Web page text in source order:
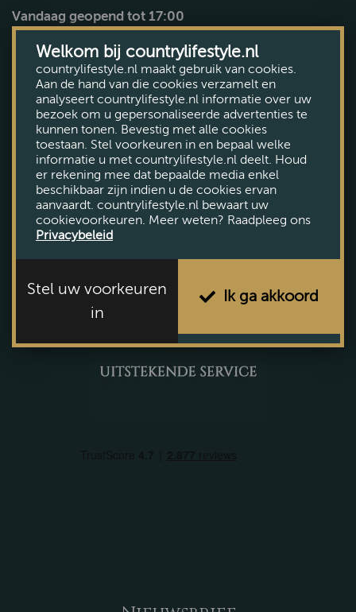
Vandaag geopend tot 17:00
Welkom bij countrylifestyle.nl
countrylifestyle.nl maakt gebruik van cookies.
Aan de hand van die cookies verzamelt en
analyseert countrylifestyle.nl informatie over uw
bezoek om u gepersonaliseerde advertenties te
kunnen tonen. Bevestig met alle cookies
toestaan. Stel voorkeuren in en bepaal welke
informatie u met countrylifestyle.nl deelt. Houd
er rekening mee dat bepaalde media enkel
beschikbaar zijn indien u de cookies ervan
aanvaardt. countrylifestyle.nl bewaart uw
cookievoorkeuren. Meer weten? Raadpleeg ons
Privacybeleid
Stel uw voorkeuren
in
Ik ga akkoord